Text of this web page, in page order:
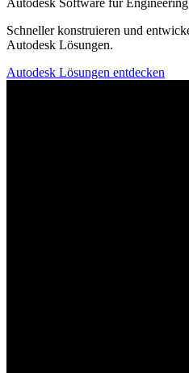
Autodesk Software für Engineering
Schneller konstruieren und
Autodesk Lösungen.
Autodesk Lösungen entdecken